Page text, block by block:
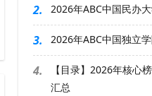
2. 2026年ABC中国民办
3. 2026年ABC中国独立
4.
【目录】2026年核心
汇总